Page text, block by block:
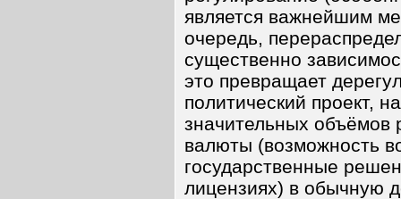
является важнейшим
очередь,
существенно
это превращает
политический проект,
значительных объёмов
валюты (возможность
государственные
лицензиях) в обычную